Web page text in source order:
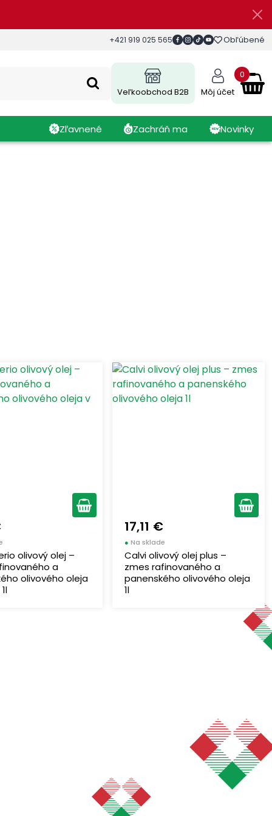
+421 919 025 565 Obľúbené
Veľkoobchod B2B Môj účet
0
Zľavnené Zachráň ma Novinky
olivový olej –
a
olivového oleja
17,11 €
● Na sklade
Calvi olivový olej plus –
zmes rafinovaného a
panenského olivového oleja
1l